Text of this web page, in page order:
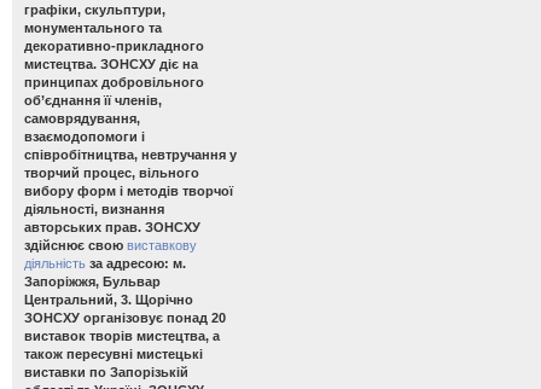
графіки, скульптури,
монументального та
декоративно-прикладного
мистецтва. ЗОНСХУ діє на
принципах добровільного
об’єднання її членів,
самоврядування,
взаємодопомоги і
співробітництва, невтручання у
творчий процес, вільного
вибору форм і методів творчої
діяльності, визнання
авторських прав. ЗОНСХУ
здійснює свою виставкову
діяльність за адресою: м.
Запоріжжя, Бульвар
Центральний, 3. Щорічно
ЗОНСХУ організовує понад 20
виставок творів мистецтва, а
також пересувні мистецькі
виставки по Запорізькій